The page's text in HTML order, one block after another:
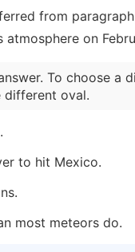
from
atmosphere on
To choose a
different oval.
to hit Mexico.
most meteors do.